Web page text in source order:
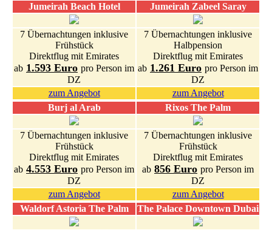
Jumeirah Beach Hotel Jumeirah Zabeel Saray
7 Übernachtungen inklusive
Frühstück
Direktflug mit Emirates
ab 1.593 Euro pro Person im
DZ
7 Übernachtungen inklusive
Halbpension
Direktflug mit Emirates
ab 1.261 Euro pro Person im
DZ
zum Angebot
zum Angebot
Burj al Arab
Rixos The Palm
7 Übernachtungen inklusive
Frühstück
Direktflug mit Emirates
ab 4.553 Euro pro Person im
DZ
7 Übernachtungen inklusive
Frühstück
Direktflug mit Emirates
ab 856 Euro pro Person im
DZ
zum Angebot
zum Angebot
Waldorf Astoria The Palm
The Palace Downtown Dubai